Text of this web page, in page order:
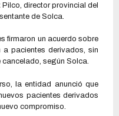
director provincial del
de Solca.
firmaron un acuerdo sobre
pacientes derivados, sin
según Solca.
la entidad anunció que
pacientes derivados
compromiso.